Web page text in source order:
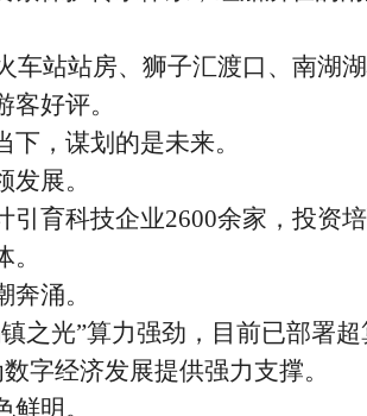
车站站房、狮子汇渡口、南
好评。
，谋划的是未来。
展。
育科技企业2600余家，投资
涌。
之光”算力强劲，目前已部署
字经济发展提供强力支撑。
明。